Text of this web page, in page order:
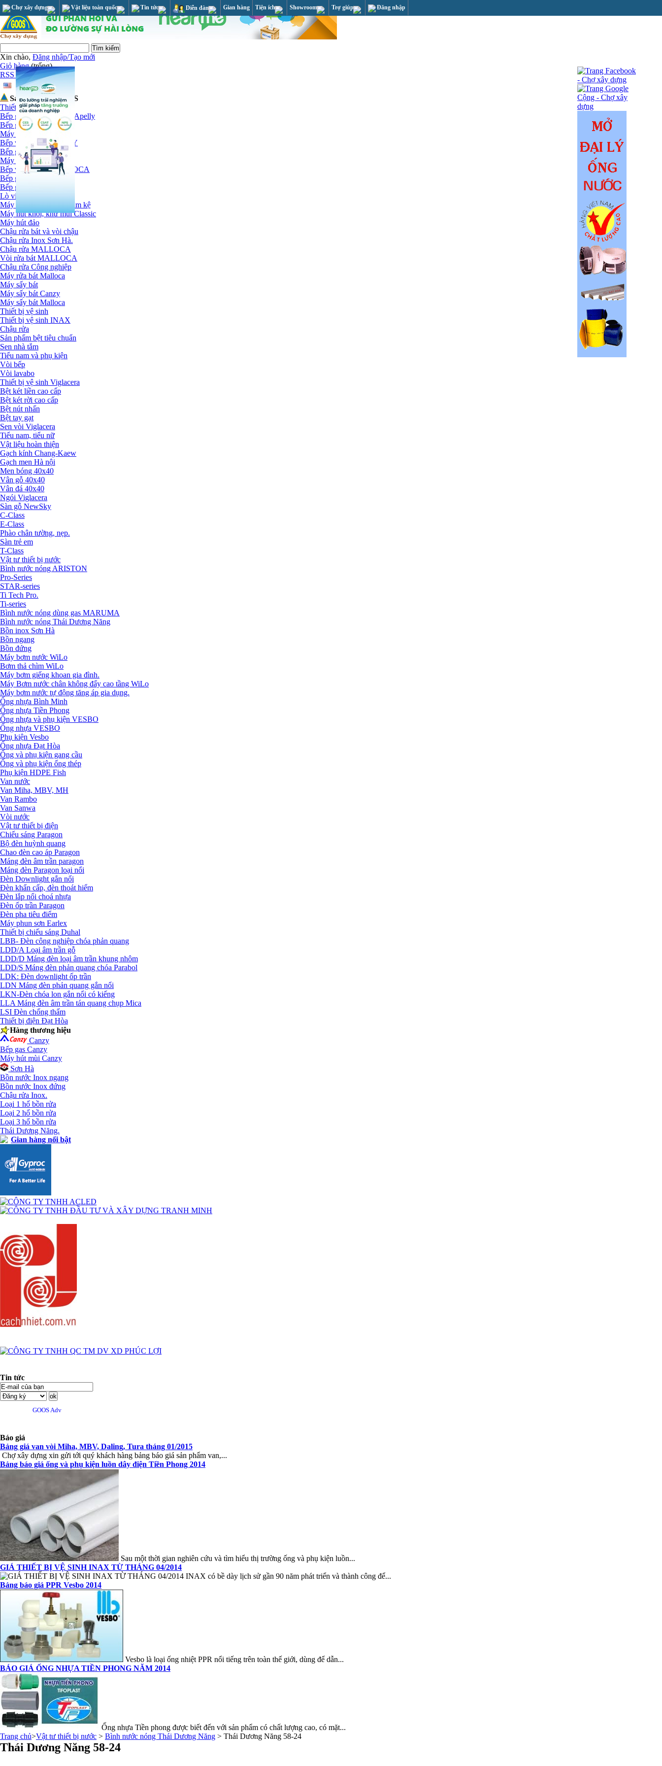
Chợ xây dựng Vật liệu toàn quốc Tin tức Diễn đàn Gian hàng Tiện ích Showroom Trợ giúp Đăng nhập
Xin chào, Đăng nhập/Tạo mới
Giỏ hàng (trống)
RSS Feed
Sản phẩm tại GOOS
Thiết bị nhà bếp
Bếp ga và máy hút mùi Apelly
Bếp ga Apelly
Máy hút mùi Apelly
Bếp và hút mùi CANZY
Bếp gas Canzy
Máy hút mùi Canzy
Bếp và hút mùi MALLOCA
Bếp gas
Bếp gas, điện kết hợp
Lò vi sóng
Máy hút khói khử mùi âm kệ
Máy hút khói, khử mùi Classic
Máy hút đảo
Chậu rửa bát và vòi chậu
Chậu rửa Inox Sơn Hà.
Chậu rửa MALLOCA
Vòi rửa bát MALLOCA
Chậu rửa Công nghiệp
Máy rửa bát Malloca
Máy sấy bát
Máy sấy bát Canzy
Máy sấy bát Malloca
Thiết bị vệ sinh
Thiết bị vệ sinh INAX
Chậu rửa
Sản phẩm bệt tiêu chuẩn
Sen nhà tắm
Tiểu nam và phụ kiện
Vòi bếp
Vòi lavabo
Thiết bị vệ sinh Viglacera
Bệt két liền cao cấp
Bệt két rời cao cấp
Bệt nút nhấn
Bệt tay gạt
Sen vòi Viglacera
Tiểu nam, tiểu nữ
Vật liệu hoàn thiện
Gạch kính Chang-Kaew
Gạch men Hà nội
Men bóng 40x40
Vân gỗ 40x40
Vân đá 40x40
Ngói Viglacera
Sàn gỗ NewSky
C-Class
E-Class
Phào chân tường, nẹp.
Sàn trẻ em
T-Class
Vật tư thiết bị nước
Bình nước nóng ARISTON
Pro-Series
STAR-series
Ti Tech Pro.
Ti-series
Bình nước nóng dùng gas MARUMA
Bình nước nóng Thái Dương Năng
Bồn inox Sơn Hà
Bồn ngang
Bồn đứng
Máy bơm nước WiLo
Bơm thả chìm WiLo
Máy bơm giếng khoan gia đình.
Máy Bơm nước chân không đẩy cao tầng WiLo
Máy bơm nước tự động tăng áp gia dụng.
Ống nhựa Bình Minh
Ống nhựa Tiền Phong
Ống nhựa và phụ kiện VESBO
Ống nhựa VESBO
Phụ kiện Vesbo
Ống nhựa Đạt Hòa
Ống và phụ kiện gang cầu
Ống và phụ kiện ống thép
Phụ kiện HDPE Fish
Van nước
Van Miha, MBV, MH
Van Rambo
Van Sanwa
Vòi nước
Vật tư thiết bị điện
Chiếu sáng Paragon
Bộ đèn huỳnh quang
Chao đèn cao áp Paragon
Máng đèn âm trần paragon
Máng đèn Paragon loại nổi
Đèn Downlight gắn nổi
Đèn khẩn cấp, đèn thoát hiểm
Đèn lắp nổi choá nhựa
Đèn ốp trần Paragon
Đèn pha tiêu điểm
Máy phun sơn Earlex
Thiết bị chiếu sáng Duhal
LBB- Đèn công nghiệp chóa phản quang
LDD/A Loại âm trần gỗ
LDD/D Máng đèn loại âm trần khung nhôm
LDD/S Máng đèn phản quang chóa Parabol
LDK: Đèn downlight ốp trần
LDN Máng đèn phản quang gắn nổi
LKN-Đèn chóa lon gắn nổi có kiếng
LLA Máng đèn âm trần tán quang chụp Mica
LSI Đèn chống thấm
Thiết bị điện Đạt Hòa
Hàng thương hiệu
Canzy
Bếp gas Canzy
Máy hút mùi Canzy
Sơn Hà
Bồn nước Inox ngang
Bồn nước Inox đứng
Chậu rửa Inox.
Loại 1 hố bồn rửa
Loại 2 hố bồn rửa
Loại 3 hố bồn rửa
Thái Dương Năng.
Gian hàng nổi bật
Tin tức
GOOS Adv
Báo giá
Bảng giá van vòi Miha, MBV, Daling, Tura tháng 01/2015
Chợ xây dựng xin gửi tới quý khách hàng bảng báo giá sản phẩm van,...
Bảng báo giá ống và phụ kiện luồn dây điện Tiền Phong 2014
Sau một thời gian nghiên cứu và tìm hiểu thị trường ống và phụ kiện luồn...
GIÁ THIẾT BỊ VỆ SINH INAX TỪ THÁNG 04/2014
INAX có bề dày lịch sử gần 90 năm phát triển và thành công để...
Bảng báo giá PPR Vesbo 2014
Vesbo là loại ống nhiệt PPR nổi tiếng trên toàn thế giới, dùng để dẫn...
BÁO GIÁ ỐNG NHỰA TIỀN PHONG NĂM 2014
Ống nhựa Tiền phong được biết đến với sản phẩm có chất lượng cao, có mặt...
Trang chủ>Vật tư thiết bị nước > Bình nước nóng Thái Dương Năng > Thái Dương Năng 58-24
Thái Dương Năng 58-24